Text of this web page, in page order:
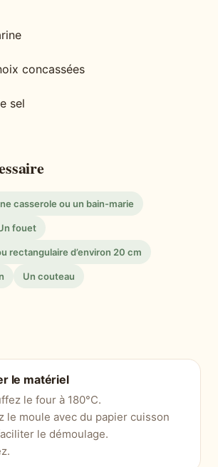
concassées
sel
casserole ou un bain-marie
fouet
rectangulaire d’environ 20 cm
Un couteau
le matériel
le four à 180°C.
le moule avec du papier cuisson
le démoulage.